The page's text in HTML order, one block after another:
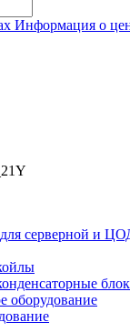
Информация о
серверной и
оборудование